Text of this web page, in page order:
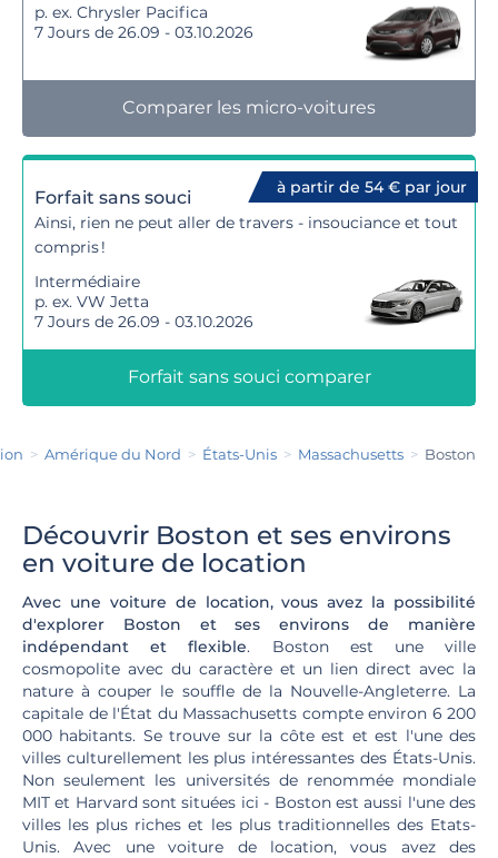
p. ex. Chrysler Pacifica
7 Jours de 26.09 - 03.10.2026
Comparer les micro-voitures
à partir de 54 € par jour
Forfait sans souci
Ainsi, rien ne peut aller de travers - insouciance et tout
compris !
Intermédiaire
p. ex. VW Jetta
7 Jours de 26.09 - 03.10.2026
Forfait sans souci comparer
Amérique du Nord États-Unis Massachusetts Boston
Découvrir Boston et ses environs
en voiture de location
Avec une voiture de location, vous avez la possibilité
d'explorer Boston et ses environs de manière
indépendant et flexible. Boston est une ville
cosmopolite avec du caractère et un lien direct avec la
nature à couper le souffle de la Nouvelle-Angleterre. La
capitale de l'État du Massachusetts compte environ 6 200
000 habitants. Se trouve sur la côte est et est l'une des
villes culturellement les plus intéressantes des États-Unis.
Non seulement les universités de renommée mondiale
MIT et Harvard sont situées ici - Boston est aussi l'une des
villes les plus riches et les plus traditionnelles des Etats-
Unis. Avec une voiture de location, vous avez des